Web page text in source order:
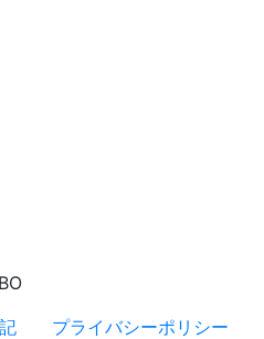
プライバシーポリシー